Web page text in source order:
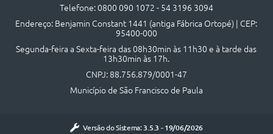
Telefone: 0800 090 1072 - 54 3196 3094
Endereço: Benjamin Constant 1441 (antiga Fábrica Ortopé) | CEP:
95400-000
Segunda-feira a Sexta-feira das 08h30min às 11h30 e à tarde das
13h30min às 17h.
CNPJ: 88.756.879/0001-47
Município de São Francisco de Paula
Versão do Sistema: 3.5.3 - 19/06/2026